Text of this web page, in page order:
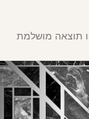
תוצאה מושלמת